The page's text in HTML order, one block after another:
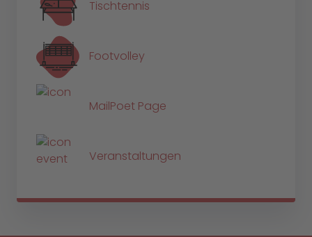
Tischtennis
Footvolley
MailPoet Page
Veranstaltungen